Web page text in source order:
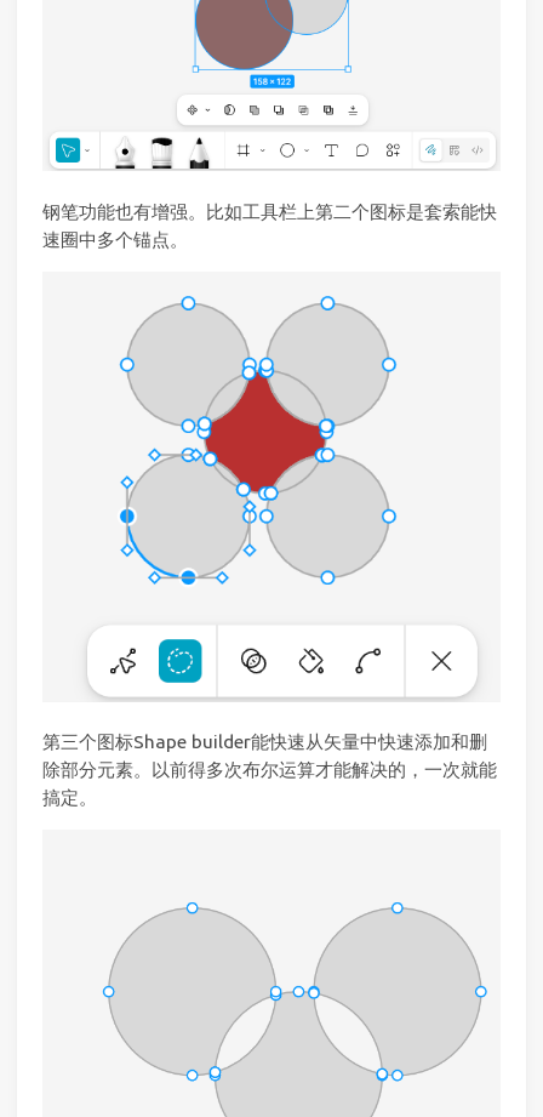
钢笔功能也有增强。比如工具栏上第二个图标是套索能快
速圈中多个锚点。
第三个图标Shape builder能快速从矢量中快速添加和删
除部分元素。以前得多次布尔运算才能解决的，一次就能
搞定。